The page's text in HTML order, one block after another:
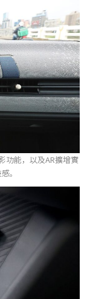
功能，以及AR擴增實
。